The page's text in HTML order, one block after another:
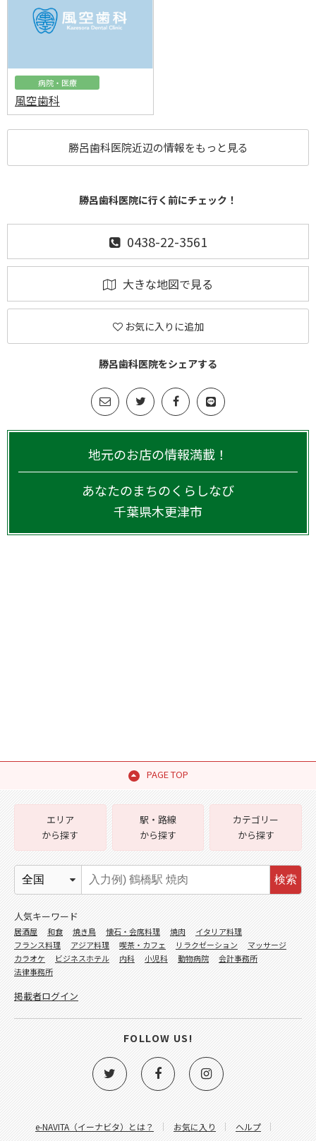
病院・医療
風空歯科
勝呂歯科医院近辺の情報をもっと見る
勝呂歯科医院に行く前にチェック！
0438-22-3561
大きな地図で見る
お気に入りに追加
勝呂歯科医院をシェアする
地元のお店の情報満載！
あなたのまちのくらしなび
千葉県木更津市
PAGE TOP
e-NAVITA（イーナビタ）とは？ お気に入り ヘルプ
エリア
から探す
駅・路線
から探す
カテゴリー
から探す
検索
人気キーワード
居酒屋 和食 焼き鳥 懐石・会席料理 焼肉
イタリア料理
フランス料理
アジア料理 喫茶・カフェ リラクゼーション
マッサージ
カラオケ
ビジネスホテル 内科 小児科 動物病院
会計事務所
法律事務所
掲載者ログイン
FOLLOW US!